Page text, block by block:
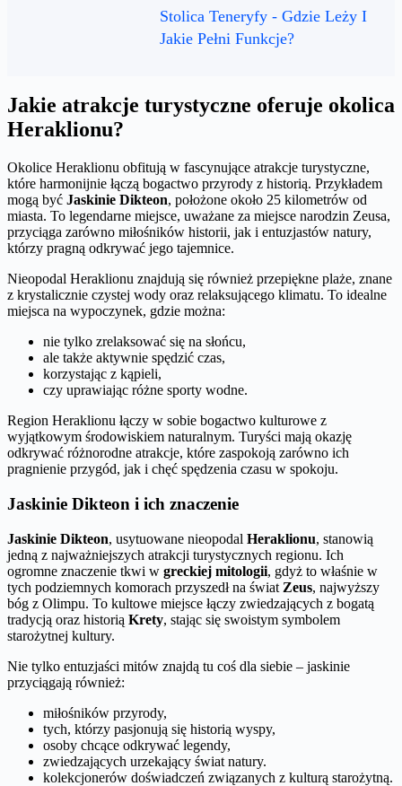
Stolica Teneryfy - Gdzie Leży I
Jakie Pełni Funkcje?
Jakie atrakcje turystyczne oferuje okolica
Heraklionu?
Okolice Heraklionu obfitują w fascynujące atrakcje turystyczne,
które harmonijnie łączą bogactwo przyrody z historią. Przykładem
mogą być Jaskinie Dikteon, położone około 25 kilometrów od
miasta. To legendarne miejsce, uważane za miejsce narodzin Zeusa,
przyciąga zarówno miłośników historii, jak i entuzjastów natury,
którzy pragną odkrywać jego tajemnice.
Nieopodal Heraklionu znajdują się również przepiękne plaże, znane
z krystalicznie czystej wody oraz relaksującego klimatu. To idealne
miejsca na wypoczynek, gdzie można:
nie tylko zrelaksować się na słońcu,
ale także aktywnie spędzić czas,
korzystając z kąpieli,
czy uprawiając różne sporty wodne.
Region Heraklionu łączy w sobie bogactwo kulturowe z
wyjątkowym środowiskiem naturalnym. Turyści mają okazję
odkrywać różnorodne atrakcje, które zaspokoją zarówno ich
pragnienie przygód, jak i chęć spędzenia czasu w spokoju.
Jaskinie Dikteon i ich znaczenie
Jaskinie Dikteon, usytuowane nieopodal Heraklionu, stanowią
jedną z najważniejszych atrakcji turystycznych regionu. Ich
ogromne znaczenie tkwi w greckiej mitologii, gdyż to właśnie w
tych podziemnych komorach przyszedł na świat Zeus, najwyższy
bóg z Olimpu. To kultowe miejsce łączy zwiedzających z bogatą
tradycją oraz historią Krety, stając się swoistym symbolem
starożytnej kultury.
Nie tylko entuzjaści mitów znajdą tu coś dla siebie – jaskinie
przyciągają również:
miłośników przyrody,
tych, którzy pasjonują się historią wyspy,
osoby chcące odkrywać legendy,
zwiedzających urzekający świat natury.
kolekcjonerów doświadczeń związanych z kulturą starożytną.